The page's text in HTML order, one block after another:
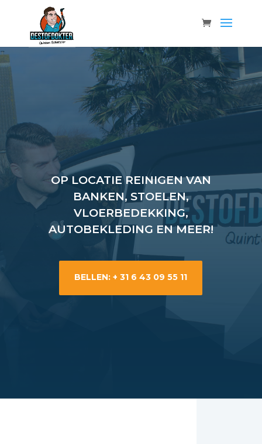
OP LOCATIE REINIGEN VAN
BANKEN, STOELEN,
VLOERBEDEKKING,
AUTOBEKLEDING EN MEER!
BELLEN: + 31 6 43 09 55 11